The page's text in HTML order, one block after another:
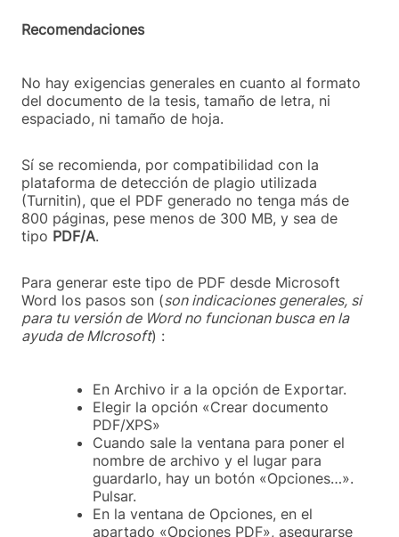
Recomendaciones
No hay exigencias generales en cuanto al formato
del documento de la tesis, tamaño de letra, ni
espaciado, ni tamaño de hoja.
Sí se recomienda, por compatibilidad con la
plataforma de detección de plagio utilizada
(Turnitin), que el PDF generado no tenga más de
800 páginas, pese menos de 300 MB, y sea de
tipo PDF/A.
Para generar este tipo de PDF desde Microsoft
Word los pasos son (son indicaciones generales, si
para tu versión de Word no funcionan busca en la
ayuda de MIcrosoft) :
En Archivo ir a la opción de Exportar.
Elegir la opción «Crear documento
PDF/XPS»
Cuando sale la ventana para poner el
nombre de archivo y el lugar para
guardarlo, hay un botón «Opciones…».
Pulsar.
En la ventana de Opciones, en el
apartado «Opciones PDF», asegurarse